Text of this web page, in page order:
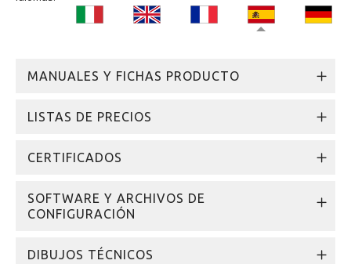
MANUALES Y FICHAS PRODUCTO
LISTAS DE PRECIOS
CERTIFICADOS
SOFTWARE Y ARCHIVOS DE
CONFIGURACIÓN
DIBUJOS TÉCNICOS